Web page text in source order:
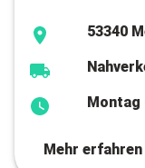
53340
Montag
Mehr erfahren